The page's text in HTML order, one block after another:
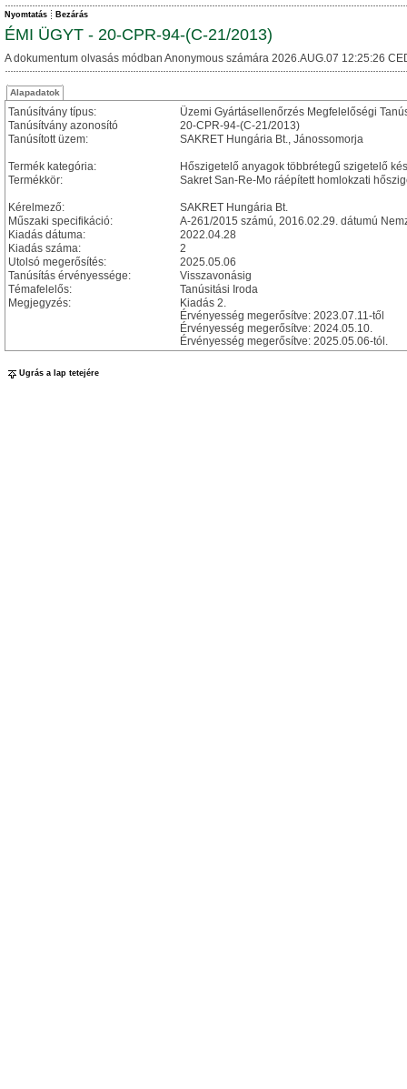
Nyomtatás Bezárás
ÉMI ÜGYT - 20-CPR-94-(C-21/2013)
A dokumentum olvasás módban Anonymous számára 2026.AUG.07 12:25:26
Alapadatok
Tanúsítvány típus:
Üzemi Gyártásellenőrzés Megfelelőségi
Tanúsítvány azonosító
20-CPR-94-(C-21/2013)
Tanúsított üzem:
SAKRET Hungária Bt., Jánossomorja
Termék kategória:
Hőszigetelő anyagok többrétegű szigetelő
Termékkör:
Sakret San-Re-Mo ráépített homlokzati
Kérelmező:
SAKRET Hungária Bt.
Műszaki specifikáció:
A-261/2015 számú, 2016.02.29. dátumú
Kiadás dátuma:
2022.04.28
Kiadás száma:
2
Utolsó megerősítés:
2025.05.06
Tanúsítás érvényessége:
Visszavonásig
Témafelelős:
Tanúsitási Iroda
Megjegyzés:
Kiadás 2.
Érvényesség megerősítve: 2023.07.11-től
Érvényesség megerősítve: 2024.05.10.
Érvényesség megerősítve: 2025.05.06-tól.
Ugrás a lap tetejére